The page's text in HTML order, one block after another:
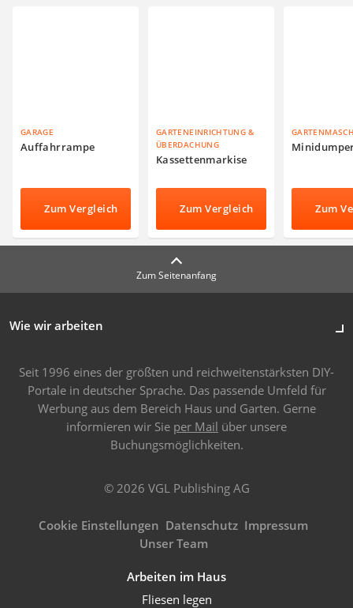
GARAGE
Auffahrrampe
Zum Vergleich
GARTENEINRICHTUNG &
ÜBERDACHUNG
Kassettenmarkise
Zum Vergleich Zum
Zum Seitenanfang
Wie wir arbeiten
Seit 1996 eines der größten und reichweitenstärksten DIY-
Portale in deutscher Sprache. Das passende Umfeld für
Werbung aus dem Bereich Haus und Garten. Gerne
informieren wir Sie per Mail über unsere
Buchungsmöglichkeiten.
© 2026 VGL Publishing AG
Cookie Einstellungen Datenschutz Impressum
Unser Team
Arbeiten im Haus
Fliesen legen